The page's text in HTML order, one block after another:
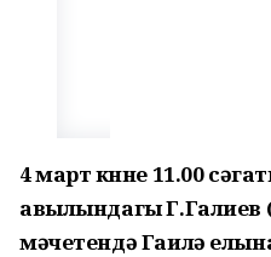
4 март көнне 11.00
авылындагы
мәчетендә Гаилә